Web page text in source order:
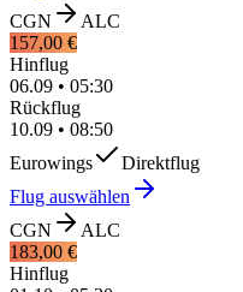
CGN
ALC
157,00 €
Hinflug
06.09 • 05:30
Rückflug
10.09 • 08:50
Eurowings
Direktflug
Flug auswählen
CGN
ALC
183,00 €
Hinflug